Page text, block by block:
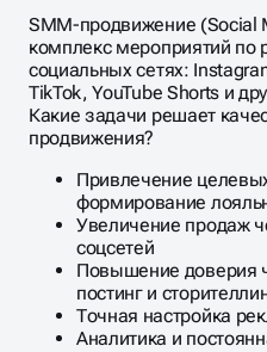
SMM-продвижение (Social
комплекс мероприятий по
социальных сетях:
TikTok, YouTube Shorts и
Какие задачи решает
продвижения?
Привлечение
формирование
Увеличение продаж
соцсетей
Повышение доверия
постинг и
Точная настройка
Аналитика и